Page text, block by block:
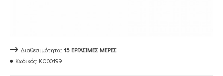
Διαθεσιμότητα: 15 ΕΡΓΆΣΙΜΕΣ ΜΈΡΕΣ
Κωδικός: KO00199